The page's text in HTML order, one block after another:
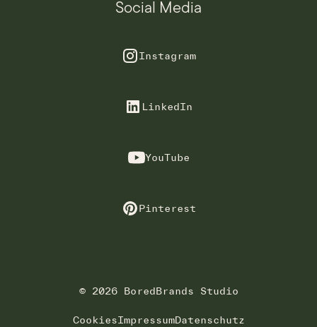
Social Media
Instagram
LinkedIn
YouTube
Pinterest
© 2026 BoredBrands Studio
CookiesImpressumDatenschutz